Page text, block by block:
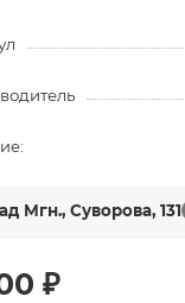
Мгн., Суворова, 131
₽